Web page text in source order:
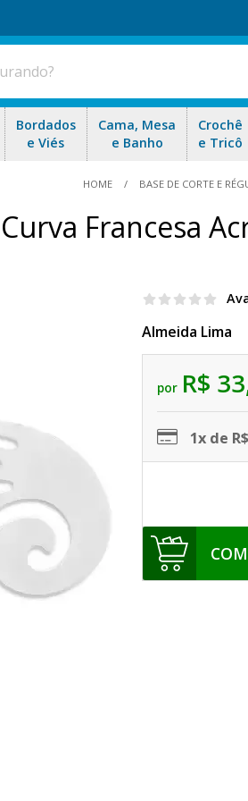
Bordados
e Viés
Cama, Mesa
e Banho
Crochê
e Tricô
HOME BASE DE CORTE E
Francesa
Almeida Lima
por R$
1x de